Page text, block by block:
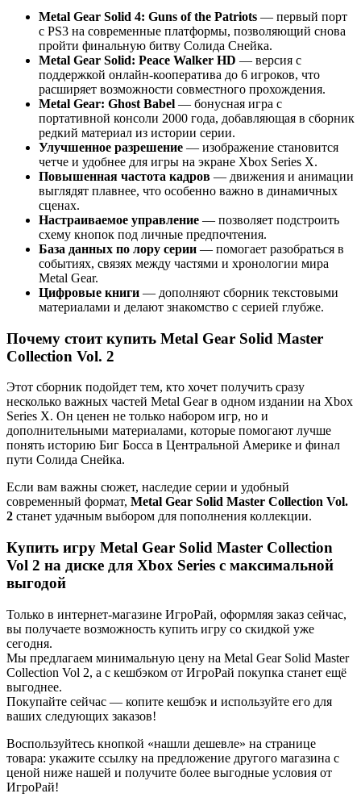
Metal Gear Solid 4: Guns of the Patriots — первый порт
с PS3 на современные платформы, позволяющий снова
пройти финальную битву Солида Снейка.
Metal Gear Solid: Peace Walker HD — версия с
поддержкой онлайн-кооператива до 6 игроков, что
расширяет возможности совместного прохождения.
Metal Gear: Ghost Babel — бонусная игра с
портативной консоли 2000 года, добавляющая в сборник
редкий материал из истории серии.
Улучшенное разрешение — изображение становится
четче и удобнее для игры на экране Xbox Series X.
Повышенная частота кадров — движения и анимации
выглядят плавнее, что особенно важно в динамичных
сценах.
Настраиваемое управление — позволяет подстроить
схему кнопок под личные предпочтения.
База данных по лору серии — помогает разобраться в
событиях, связях между частями и хронологии мира
Metal Gear.
Цифровые книги — дополняют сборник текстовыми
материалами и делают знакомство с серией глубже.
Почему стоит купить Metal Gear Solid Master
Collection Vol. 2
Этот сборник подойдет тем, кто хочет получить сразу
несколько важных частей Metal Gear в одном издании на Xbox
Series X. Он ценен не только набором игр, но и
дополнительными материалами, которые помогают лучше
понять историю Биг Босса в Центральной Америке и финал
пути Солида Снейка.
Если вам важны сюжет, наследие серии и удобный
современный формат, Metal Gear Solid Master Collection Vol.
2 станет удачным выбором для пополнения коллекции.
Купить игру Metal Gear Solid Master Collection
Vol 2 на диске для Xbox Series с максимальной
выгодой
Только в интернет-магазине ИгроРай, оформляя заказ сейчас,
вы получаете возможность купить игру со скидкой уже
сегодня.
Мы предлагаем минимальную цену на Metal Gear Solid Master
Collection Vol 2, а с кешбэком от ИгроРай покупка станет ещё
выгоднее.
Покупайте сейчас — копите кешбэк и используйте его для
ваших следующих заказов!
Воспользуйтесь кнопкой «нашли дешевле» на странице
товара: укажите ссылку на предложение другого магазина с
ценой ниже нашей и получите более выгодные условия от
ИгроРай!